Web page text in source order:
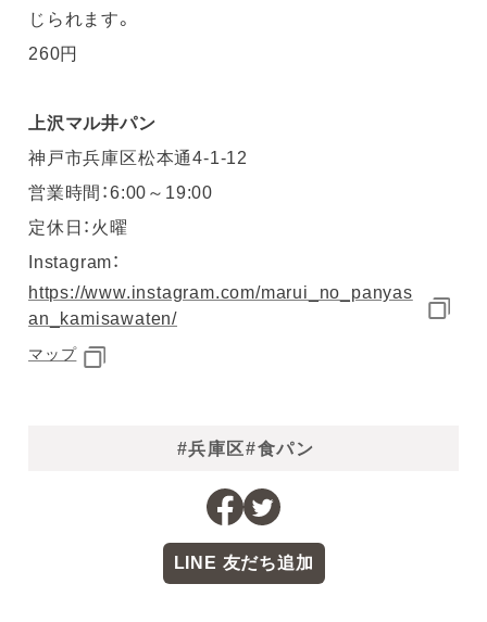
じられます。
260円
上沢マル井パン
神戸市兵庫区松本通4-1-12
営業時間：6:00～19:00
定休日：火曜
Instagram：
https://www.instagram.com/marui_no_panyas
an_kamisawaten/
マップ
#兵庫区#食パン
LINE 友だち追加